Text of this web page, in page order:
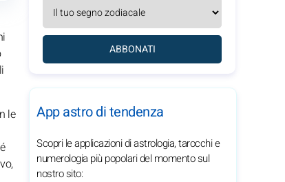
le
ABBONATI
App astro di tendenza
Scopri le applicazioni di astrologia, tarocchi e
numerologia più popolari del momento sul
nostro sito: